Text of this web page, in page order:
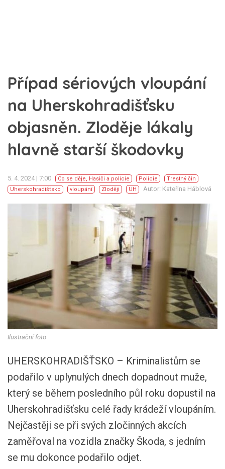
Případ sériových vloupání
na Uherskohradišťsku
objasněn. Zloděje lákaly
hlavně starší škodovky
5. 4. 2024 | 7:00 Co se děje, Hasiči a policie Policie
Trestný čin
Uherskohradišťsko
vloupání Zloději UH Autor: Kateřina Háblová
Ilustrační foto
UHERSKOHRADIŠŤSKO – Kriminalistům se
podařilo v uplynulých dnech dopadnout muže,
který se během posledního půl roku dopustil na
Uherskohradišťsku celé řady krádeží vloupáním.
Nejčastěji se při svých zločinných akcích
zaměřoval na vozidla značky Škoda, s jedním
se mu dokonce podařilo odjet.